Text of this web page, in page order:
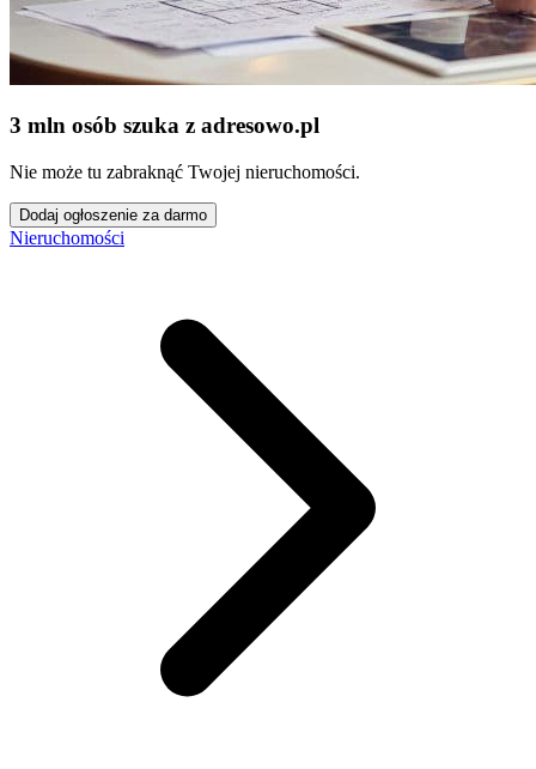
3 mln osób szuka z adresowo.pl
Nie może tu zabraknąć Twojej nieruchomości.
Dodaj ogłoszenie za darmo
Nieruchomości